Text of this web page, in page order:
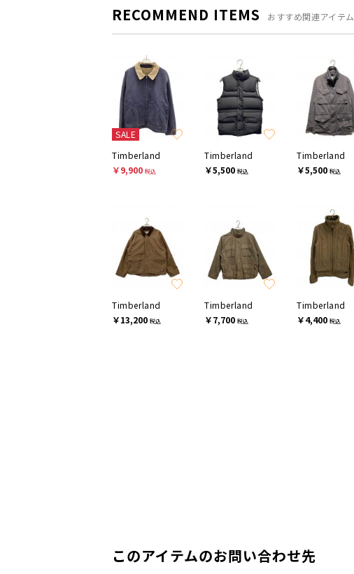
RECOMMEND ITEMS おすすめ関連アイテム
SALE
Timberland
￥9,900 税込
Timberland
￥5,500 税込
Timberland
￥5,500 税込
Timberland
￥13,200 税込
Timberland
￥7,700 税込
Timberland
￥4,400 税込
このアイテムのお問い合わせ先